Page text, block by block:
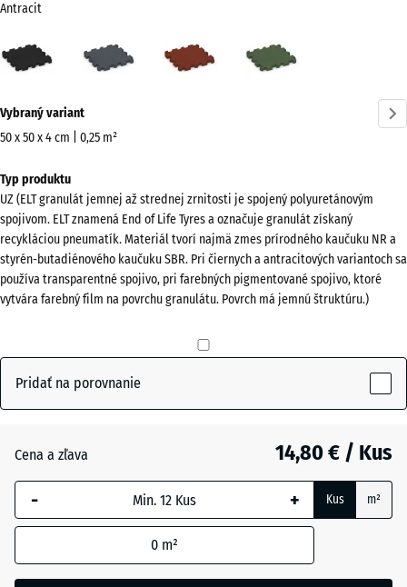
Antracit
(active)
červená
informácií
o
Zobraziť
farebnú
paletu
Antracit(active)
+ 0,50 €
červená
Trávovo
+ 1,00 €
Vybraný variant
50 x 50 x 4 cm | 0,25 m²
na
prepravu
540
x
540
x
Vybraná
orámovaním
sa používa
na výpočet
(pokiaľ nie
o produkte
Typ produktu
UZ (ELT granulát jemnej až strednej zrnitosti je spojený polyuretánovým
spojivom. ELT znamená End of Life Tyres a označuje granulát získaný
recykláciou pneumatík. Materiál tvorí najmä zmes prírodného kaučuku NR a
styrén-butadiénového kaučuku SBR. Pri čiernych a antracitových variantoch sa
používa transparentné spojivo, pri farebných pigmentované spojivo, ktoré
vytvára farebný film na povrchu granulátu. Povrch má jemnú štruktúru.)
Pridať na porovnanie
Cena a zľava 14,80 € / Kus
- + Kus m²
0 m²